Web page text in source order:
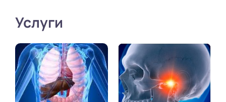
Услуги